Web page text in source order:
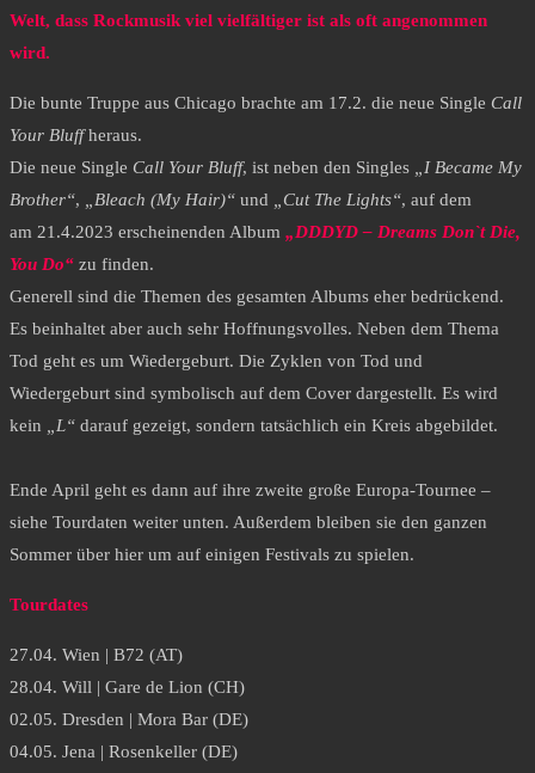
Welt, dass Rockmusik viel vielfältiger ist als oft angenommen
wird.
Die bunte Truppe aus Chicago brachte am 17.2. die neue Single Call
Your Bluffheraus.
Die neue Single Call Your Bluff, ist neben den Singles „I Became My
Brother“, „Bleach (My Hair)“ und „Cut The Lights“, auf dem
am 21.4.2023 erscheinenden Album „DDDYD – Dreams Don`t Die,
You Do“ zu finden.
Generell sind die Themen des gesamten Albums eher bedrückend.
Es beinhaltet aber auch sehr Hoffnungsvolles. Neben dem Thema
Tod geht es um Wiedergeburt. Die Zyklen von Tod und
Wiedergeburt sind symbolisch auf dem Cover dargestellt. Es wird
kein „L“ darauf gezeigt, sondern tatsächlich ein Kreis abgebildet.
Ende April geht es dann auf ihre zweite große Europa-Tournee –
siehe Tourdaten weiter unten. Außerdem bleiben sie den ganzen
Sommer über hier um auf einigen Festivals zu spielen.
Tourdates
27.04. Wien | B72 (AT)
28.04. Will | Gare de Lion (CH)
02.05. Dresden | Mora Bar (DE)
04.05. Jena | Rosenkeller (DE)